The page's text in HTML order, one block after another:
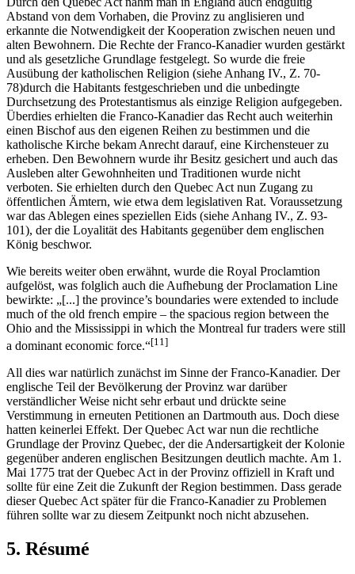
Abstand von dem Vorhaben, die Provinz zu anglisieren und
erkannte die Notwendigkeit der Kooperation zwischen neuen und
alten Bewohnern. Die Rechte der Franco-Kanadier wurden gestärkt
und als gesetzliche Grundlage festgelegt. So wurde die freie
Ausübung der katholischen Religion (siehe Anhang IV., Z. 70-
78)durch die Habitants festgeschrieben und die unbedingte
Durchsetzung des Protestantismus als einzige Religion aufgegeben.
Überdies erhielten die Franco-Kanadier das Recht auch weiterhin
einen Bischof aus den eigenen Reihen zu bestimmen und die
katholische Kirche bekam Anrecht darauf, eine Kirchensteuer zu
erheben. Den Bewohnern wurde ihr Besitz gesichert und auch das
Ausleben alter Gewohnheiten und Traditionen wurde nicht
verboten. Sie erhielten durch den Quebec Act nun Zugang zu
öffentlichen Ämtern, wie etwa dem legislativen Rat. Voraussetzung
war das Ablegen eines speziellen Eids (siehe Anhang IV., Z. 93-
101), der die Loyalität des Habitants gegenüber dem englischen
König beschwor.
Wie bereits weiter oben erwähnt, wurde die Royal Proclamtion
aufgelöst, was folglich auch die Aufhebung der Proclamation Line
bewirkte: „[...] the province’s boundaries were extended to include
much of the old french empire – the spacious region between the
Ohio and the Mississippi in which the Montreal fur traders were still
a dominant economic force.“[11]
All dies war natürlich zunächst im Sinne der Franco-Kanadier. Der
englische Teil der Bevölkerung der Provinz war darüber
verständlicher Weise nicht sehr erbaut und drückte seine
Verstimmung in erneuten Petitionen an Dartmouth aus. Doch diese
hatten keinerlei Effekt. Der Quebec Act war nun die rechtliche
Grundlage der Provinz Quebec, der die Andersartigkeit der Kolonie
gegenüber anderen englischen Besitzungen deutlich machte. Am 1.
Mai 1775 trat der Quebec Act in der Provinz offiziell in Kraft und
sollte für eine Zeit die Zukunft der Region bestimmen. Dass gerade
dieser Quebec Act später für die Franco-Kanadier zu Problemen
führen sollte war zu diesem Zeitpunkt noch nicht abzusehen.
5. Résumé